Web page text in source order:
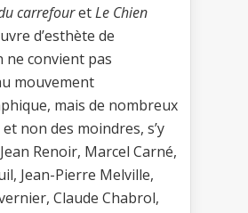
carrefouretLe Chien
d’esthète de
ne convient pas
mouvement
mais de nombreux
non des moindres, s’y
Renoir, Marcel Carné,
Jean-Pierre Melville,
Claude Chabrol,